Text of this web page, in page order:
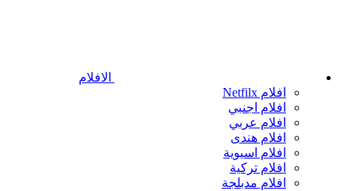
الافلام
افلام Netfilx
افلام اجنبي
افلام عربي
افلام هندى
افلام اسيوية
افلام تركية
افلام مدبلجة